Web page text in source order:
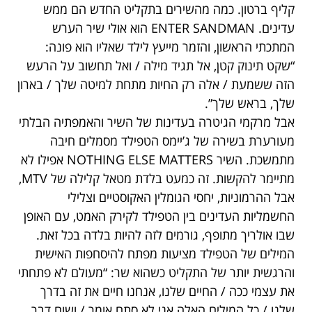
קליף ברטון. כמה מהשירים בתקליט החדש הם ממש
עדינים. ENTER SANDMAN הוא אולי שיר הערש
המתכתי הראשון, והזמר מייעץ לילד שאליו הוא פונה:
“שקט תינוק קטן, אל תגיד מילה / ואל תחשוב על הרעש
הזה ששמעת / אלה רק החיות מתחת למיטה שלך / בארון
שלך, בראש שלך”.
אבל מרקמי הגיטרה בעדינות של השיר והאמפתיה הבלתי
מעורערת בשירה של ג’יימס הטפילד מסמלים חיבה
מתמשכת. השיר NOTHING ELSE MATTERS אפילו לא
מתיימר להקשות. זה כמעט בלדת מטאל קלילה של MTV,
אבל ההרמוניות, יחסי הגומלין האקוסטיים וצלילי
החשמליות העדינים בין הטפילד לקירק האמט, עם האופן
שבו אולריך מתופף, גורמים לזה להיות בלדה בכל זאת.
המילים של הטפילד מציעות מפתח להיסחפות האישית
והרגשית יותר של התקליט כשהוא שר: “מעולם לא פתחתי
את עצמי ככה / החיים שלנו, אנחנו חיים את זה בדרך